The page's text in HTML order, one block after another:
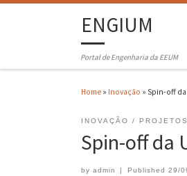
ENGIUM
Portal de Engenharia da EEUM
Home » Inovação » Spin-off
INOVAÇÃO PROJETOS
Spin-off da
by admin | Published 29/